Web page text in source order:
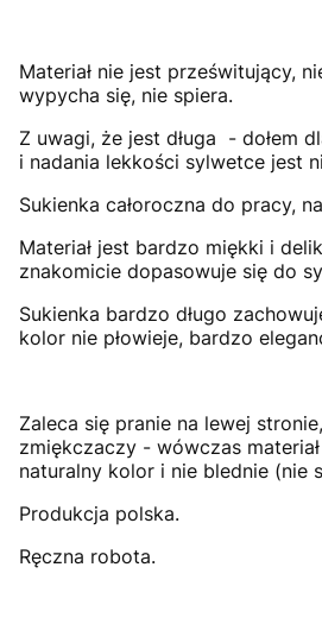
Materiał nie jest prześwitujący,
wypycha się, nie spiera.
Z uwagi, że jest długa - dołem
i nadania lekkości sylwetce jest
Sukienka całoroczna do pracy,
Materiał jest bardzo miękki i
znakomicie dopasowuje się do
Sukienka bardzo długo
kolor nie płowieje, bardzo
Zaleca się pranie na lewej
zmiękczaczy - wówczas
naturalny kolor i nie blednie (nie
Produkcja polska.
Ręczna robota.